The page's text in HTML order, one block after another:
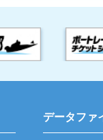
データファ